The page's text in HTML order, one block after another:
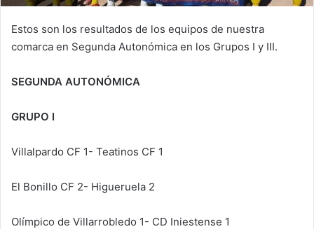
Estos son los resultados de los equipos de nuestra
comarca en Segunda Autonómica en los Grupos I y III.
SEGUNDA AUTONÓMICA
GRUPO I
Villalpardo CF 1- Teatinos CF 1
El Bonillo CF 2- Higueruela 2
Olímpico de Villarrobledo 1- CD Iniestense 1